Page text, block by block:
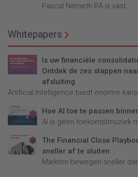
Pascal Németh RA is vast...
Whitepapers
Is uw financiële
Ontdek de zes stappen
afsluiting
Artificial Intelligence biedt enorme
Hoe AI toe te passen
AI is geen toekomstmuziek
The Financial Close
sneller af te sluiten
Markten bewegen sneller